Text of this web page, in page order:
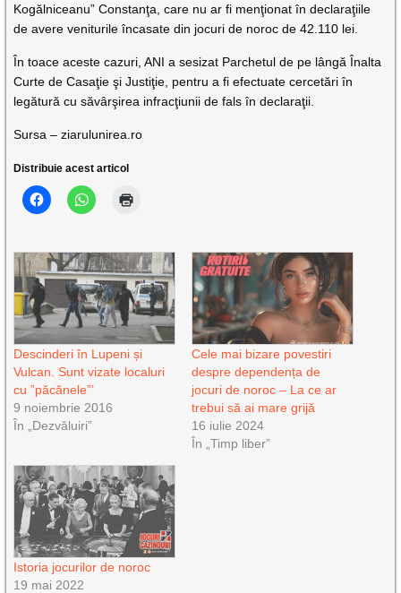
Kogălniceanu” Constanţa, care nu ar fi menţionat în declaraţiile
de avere veniturile încasate din jocuri de noroc de 42.110 lei.
În toace aceste cazuri, ANI a sesizat Parchetul de pe lângă Înalta
Curte de Casaţie şi Justiţie, pentru a fi efectuate cercetări în
legătură cu săvârşirea infracţiunii de fals în declaraţii.
Sursa – ziarulunirea.ro
Distribuie acest articol
Descinderi în Lupeni și
Vulcan. Sunt vizate localuri
cu ”păcănele”’
9 noiembrie 2016
În „Dezvăluiri”
Cele mai bizare povestiri
despre dependența de
jocuri de noroc – La ce ar
trebui să ai mare grijă
16 iulie 2024
În „Timp liber”
Istoria jocurilor de noroc
19 mai 2022